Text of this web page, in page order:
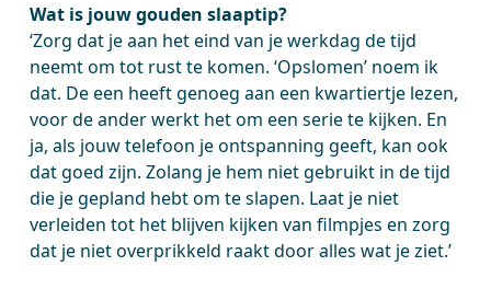
Wat is jouw gouden slaaptip?
‘Zorg dat je aan het eind van je werkdag de tijd
neemt om tot rust te komen. ‘Opslomen’ noem ik
dat. De een heeft genoeg aan een kwartiertje lezen,
voor de ander werkt het om een serie te kijken. En
ja, als jouw telefoon je ontspanning geeft, kan ook
dat goed zijn. Zolang je hem niet gebruikt in de tijd
die je gepland hebt om te slapen. Laat je niet
verleiden tot het blijven kijken van filmpjes en zorg
dat je niet overprikkeld raakt door alles wat je ziet.’